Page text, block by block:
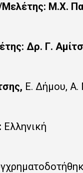
Μελέτης: Μ.Χ.
Δρ. Γ.
Ε. Δήμου, Α.
Ελληνική